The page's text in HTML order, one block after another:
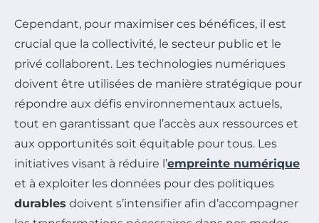
Cependant, pour maximiser ces bénéfices, il est
crucial que la collectivité, le secteur public et le
privé collaborent. Les technologies numériques
doivent être utilisées de manière stratégique pour
répondre aux défis environnementaux actuels,
tout en garantissant que l’accès aux ressources et
aux opportunités soit équitable pour tous. Les
initiatives visant à réduire l’empreinte numérique
et à exploiter les données pour des politiques
durables doivent s’intensifier afin d’accompagner